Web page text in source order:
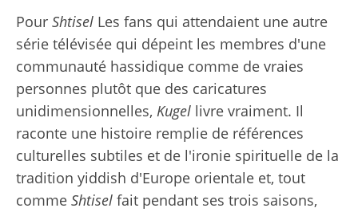
Pour Shtisel Les fans qui attendaient une autre
série télévisée qui dépeint les membres d'une
communauté hassidique comme de vraies
personnes plutôt que des caricatures
unidimensionnelles, Kugel livre vraiment. Il
raconte une histoire remplie de références
culturelles subtiles et de l'ironie spirituelle de la
tradition yiddish d'Europe orientale et, tout
comme Shtisel fait pendant ses trois saisons,